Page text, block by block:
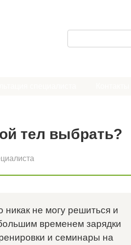
о
тел выбрать?
не могу решиться и
временем зарядки
и семинары на